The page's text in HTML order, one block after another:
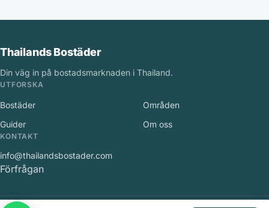
Thailands Bostäder
Din väg in på bostadsmarknaden i Thailand.
UTFORSKA
Bostäder
Områden
Guider
Om oss
KONTAKT
info@thailandsbostader.com
Förfrågan